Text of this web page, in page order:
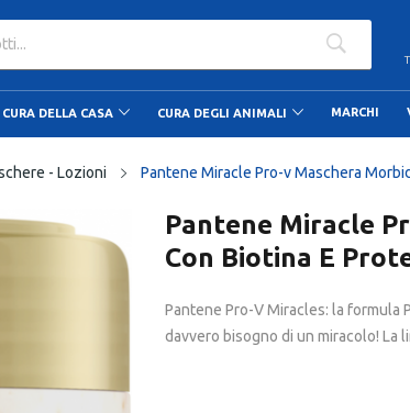
20.00
CURA DELLA CASA CURA DEGLI ANIMALI MARCHI
- Lozioni Pantene Miracle Pro-v Maschera
Pantene Miracle
Con Biotina E
Pantene Pro-V Miracles: la formula
davvero bisogno di un miracolo! La
Intenso di Pantene è il